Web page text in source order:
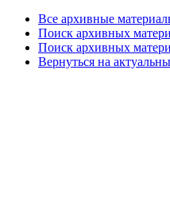
Все архивные
Поиск архивных
Поиск архивных
Вернуться на